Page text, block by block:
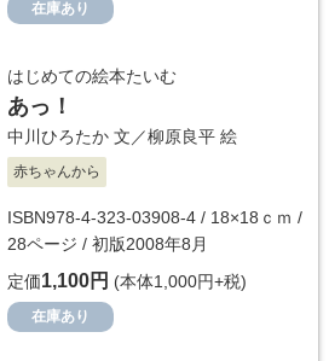
在庫あり
はじめての絵本たいむ
あっ！
中川ひろたか 文／柳原良平 絵
赤ちゃんから
ISBN978-4-323-03908-4 / 18×18ｃｍ /
28ページ / 初版2008年8月
定価1,100円 (本体1,000円+税)
在庫あり